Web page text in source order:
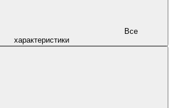
характеристики